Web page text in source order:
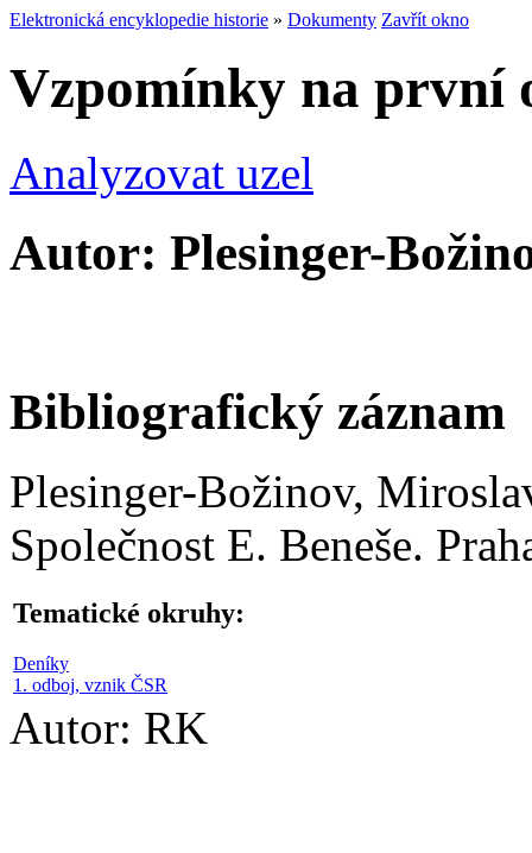
Elektronická encyklopedie historie » Dokumenty Zavřít okno
Vzpomínky na první
Analyzovat uzel
Autor: Plesinger-
Bibliografický záznam
Plesinger-Božinov,
Společnost E. Beneše.
Tematické okruhy:
Deníky
1. odboj, vznik ČSR
Autor: RK